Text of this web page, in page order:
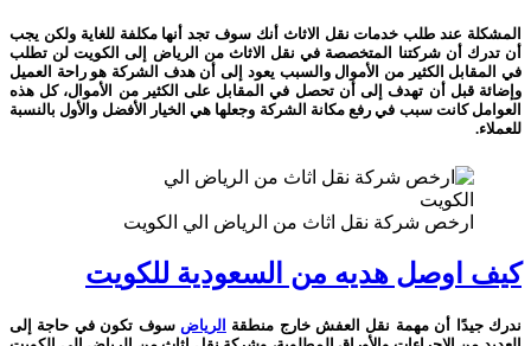
المشكلة عند طلب خدمات نقل الاثاث أنك سوف تجد أنها مكلفة للغاية ولكن يجب
أن تدرك أن شركتنا المتخصصة في نقل الاثاث من الرياض إلى الكويت لن تطلب
في المقابل الكثير من الأموال والسبب يعود إلى أن هدف الشركة هو راحة العميل
وإضائة قبل أن تهدف إلى أن تحصل في المقابل على الكثير من الأموال، كل هذه
العوامل كانت سبب في رفع مكانة الشركة وجعلها هي الخيار الأفضل والأول بالنسبة
للعملاء.
ارخص شركة نقل اثاث من الرياض الي الكويت
كيف اوصل هديه من السعودية للكويت
ندرك جيدًا أن مهمة نقل العفش خارج منطقة الرياض سوف تكون في حاجة إلى